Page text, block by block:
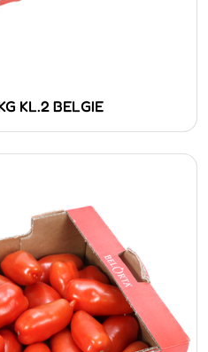
KL.2 BELGIE